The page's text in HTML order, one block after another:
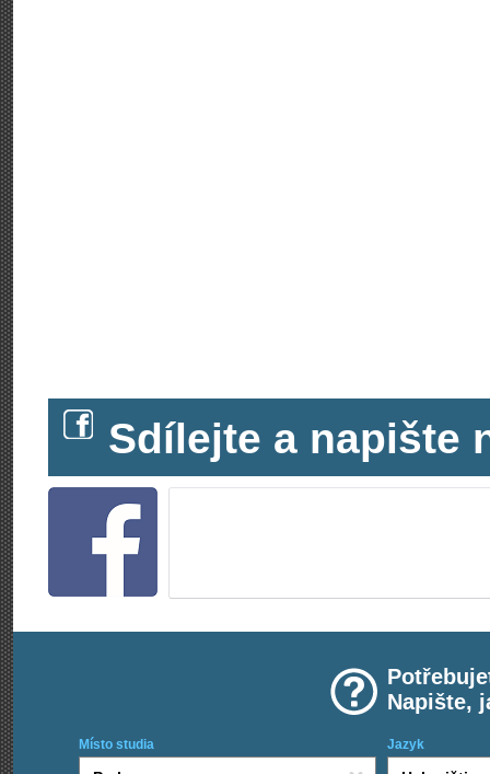
Sdílejte a napište
Napište,
Místo studia Jazyk